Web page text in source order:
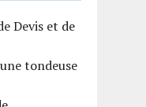
Devis et de
tondeuse